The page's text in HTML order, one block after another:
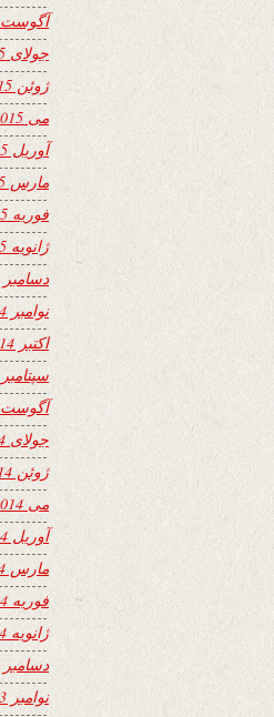
آگوست 2015
جولای 2015
ژوئن 2015
می 2015
آوریل 2015
مارس 2015
فوریه 2015
ژانویه 2015
دسامبر 2014
نوامبر 2014
اکتبر 2014
سپتامبر 2014
آگوست 2014
جولای 2014
ژوئن 2014
می 2014
آوریل 2014
مارس 2014
فوریه 2014
ژانویه 2014
دسامبر 2013
نوامبر 2013